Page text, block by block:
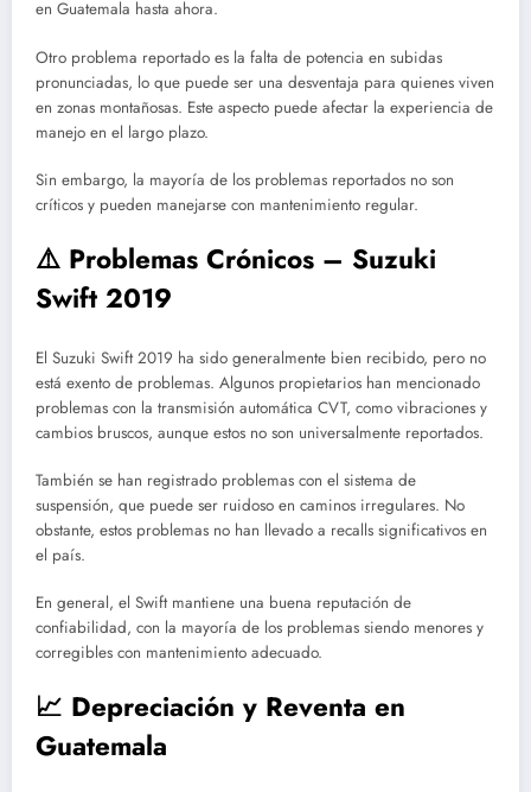
en Guatemala hasta ahora.
Otro problema reportado es la falta de potencia en subidas
pronunciadas, lo que puede ser una desventaja para quienes viven
en zonas montañosas. Este aspecto puede afectar la experiencia de
manejo en el largo plazo.
Sin embargo, la mayoría de los problemas reportados no son
críticos y pueden manejarse con mantenimiento regular.
⚠️ Problemas Crónicos – Suzuki
Swift 2019
El Suzuki Swift 2019 ha sido generalmente bien recibido, pero no
está exento de problemas. Algunos propietarios han mencionado
problemas con la transmisión automática CVT, como vibraciones y
cambios bruscos, aunque estos no son universalmente reportados.
También se han registrado problemas con el sistema de
suspensión, que puede ser ruidoso en caminos irregulares. No
obstante, estos problemas no han llevado a recalls significativos en
el país.
En general, el Swift mantiene una buena reputación de
confiabilidad, con la mayoría de los problemas siendo menores y
corregibles con mantenimiento adecuado.
📈 Depreciación y Reventa en
Guatemala